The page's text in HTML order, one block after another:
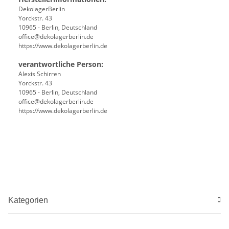
DekolagerBerlin
Yorckstr. 43
10965 - Berlin, Deutschland
office@dekolagerberlin.de
https://www.dekolagerberlin.de
verantwortliche Person:
Alexis Schirren
Yorckstr. 43
10965 - Berlin, Deutschland
office@dekolagerberlin.de
https://www.dekolagerberlin.de
Kategorien